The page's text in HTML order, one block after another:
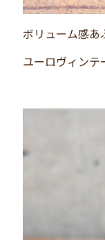
ボリューム感あ
ユーロヴィンテ